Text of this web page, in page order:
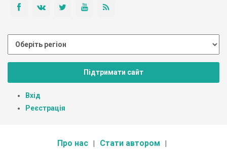
Підтримати сайт
Вхід
Реєстрація
Про нас Стати автором